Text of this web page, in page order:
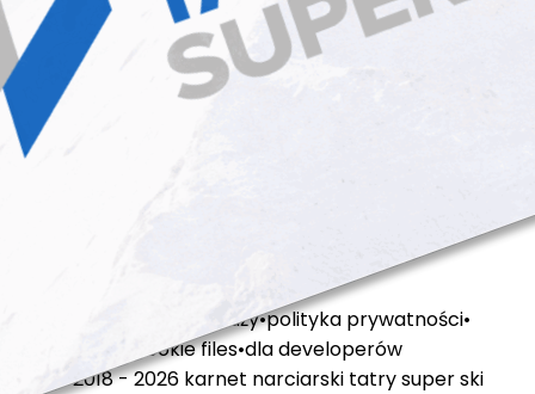
regulamin sprzedaży polityka prywatności
cookie files dla developerów
© 2018 - 2026 karnet narciarski tatry super ski